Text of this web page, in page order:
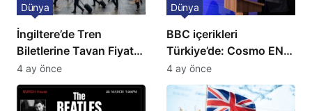
İngiltere’de Tren
Biletlerine Tavan Fiyat:
Ulaşımda Yeni
Düzenleme
Dünya
4 ay önce
BBC içerikleri
Türkiye’de: Cosmo EN
ve BBC Player yayında
Dünya
4 ay önce